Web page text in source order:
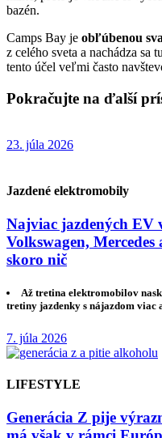
bazén.
Camps Bay je obľúbenou
z celého sveta a nachádza
tento účel veľmi často
Pokračujte na ďalší
23. júla 2026
Jazdené elektromobily
Najviac jazdených EV
Volkswagen,
skoro nič
Až tretina elektromobilov
tretiny jazdenky s nájazdom viac
7. júla 2026
LIFESTYLE
Generácia Z pije